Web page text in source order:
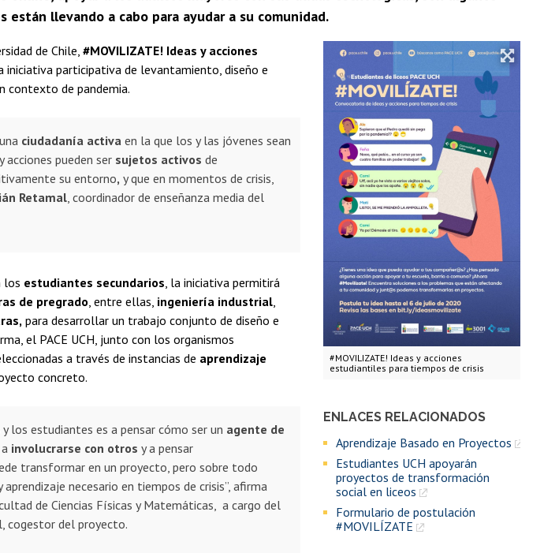
están llevando a cabo para ayudar a su comunidad.
#MOVILIZATE! Ideas y acciones
estudiantiles para tiempos de crisis
ENLACES RELACIONADOS
Aprendizaje Basado en Proyectos
Estudiantes UCH apoyarán
proyectos de transformación
social en liceos
Formulario de postulación
#MOVILÍZATE
de Chile, #MOVILIZATE! Ideas y acciones
iniciativa participativa de levantamiento, diseño e
contexto de pandemia.
ciudadanía activa en la que los y las jóvenes sean
acciones pueden ser sujetos activos de
su entorno, y que en momentos de crisis,
Retamal, coordinador de enseñanza media del
los estudiantes secundarios , la iniciativa permitirá
de pregrado , entre ellas, ingeniería industrial
para desarrollar un trabajo conjunto de diseño e
el PACE UCH, junto con los organismos
a través de instancias de aprendizaje
concreto.
los estudiantes es a pensar cómo ser un agente de
involucrarse con otros y a pensar
transformar en un proyecto, pero sobre todo
necesario en tiempos de crisis”, afirma
de Ciencias Físicas y Matemáticas, a cargo del
cogestor del proyecto.